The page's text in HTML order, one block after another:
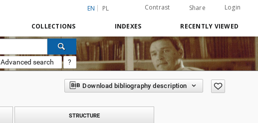
EN PL Contrast Share Login
COLLECTIONS INDEXES RECENTLY VIEWED
Advanced search ?
Download bibliography description
STRUCTURE